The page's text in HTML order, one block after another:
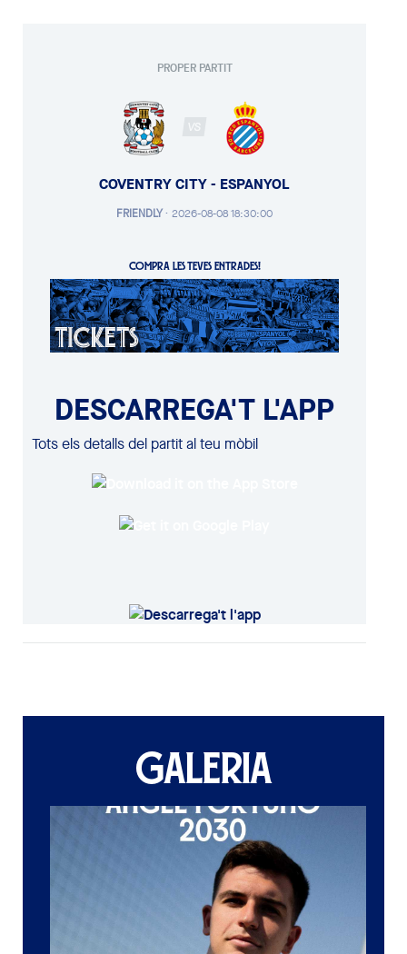
PROPER PARTIT
VS
COVENTRY CITY - ESPANYOL
FRIENDLY· 2026-08-08 18:30:00
COMPRA LES TEVES ENTRADES!
DESCARREGA'T L'APP
Tots els detalls del partit al teu mòbil
GALERIA